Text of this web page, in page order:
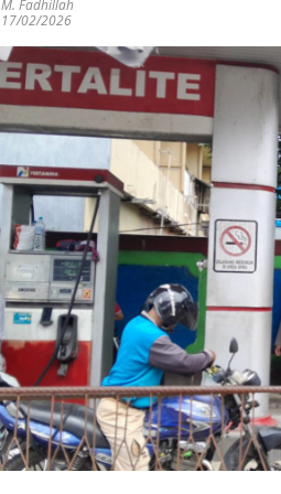
M. Fadhillah
17/02/2026